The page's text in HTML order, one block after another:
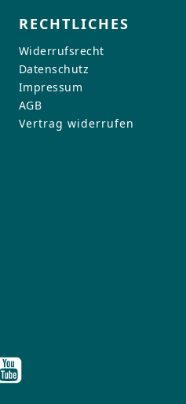
RECHTLICHES
Widerrufsrecht
Datenschutz
Impressum
AGB
Vertrag widerrufen